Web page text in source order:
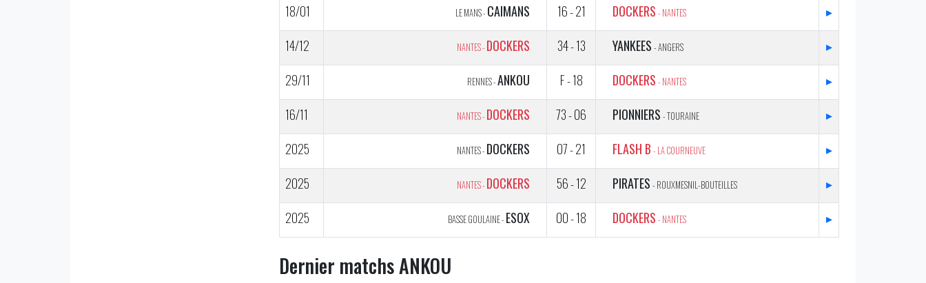
18/01
LE MANS - CAIMANS 16 - 21 DOCKERS - NANTES
▸
14/12
NANTES - DOCKERS 34 - 13 YANKEES - ANGERS
▸
29/11
RENNES -ANKOU F - 18 DOCKERS - NANTES
▸
16/11
NANTES - DOCKERS 73 - 06 PIONNIERS - TOURAINE
▸
2025
NANTES - DOCKERS 07 - 21 FLASH B - LA COURNEUVE
▸
2025
NANTES - DOCKERS 56 - 12 PIRATES - ROUXMESNIL-BOUTEILLES
▸
2025
BASSE GOULAINE - ESOX 00 - 18 DOCKERS - NANTES ▸
Dernier matchs ANKOU